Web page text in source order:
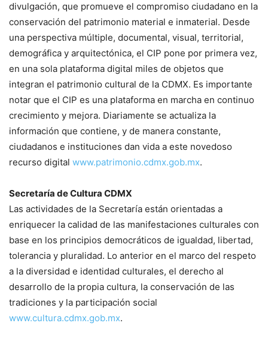
divulgación, que promueve el compromiso ciudadano en la
conservación del patrimonio material e inmaterial. Desde
una perspectiva múltiple, documental, visual, territorial,
demográfica y arquitectónica, el CIP pone por primera vez,
en una sola plataforma digital miles de objetos que
integran el patrimonio cultural de la CDMX. Es importante
notar que el CIP es una plataforma en marcha en continuo
crecimiento y mejora. Diariamente se actualiza la
información que contiene, y de manera constante,
ciudadanos e instituciones dan vida a este novedoso
recurso digital www.patrimonio.cdmx.gob.mx.
Secretaría de Cultura CDMX
Las actividades de la Secretaría están orientadas a
enriquecer la calidad de las manifestaciones culturales con
base en los principios democráticos de igualdad, libertad,
tolerancia y pluralidad. Lo anterior en el marco del respeto
a la diversidad e identidad culturales, el derecho al
desarrollo de la propia cultura, la conservación de las
tradiciones y la participación social
www.cultura.cdmx.gob.mx.